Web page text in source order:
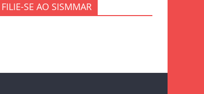
FILIE-SE AO SISMMAR